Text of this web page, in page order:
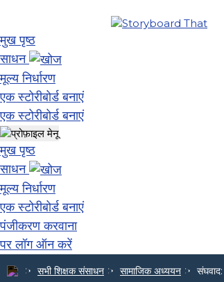
मुख पृष्ठ
साधन
मूल्य निर्धारण
एक स्टोरीबोर्ड बनाएं
एक स्टोरीबोर्ड बनाएं
मुख पृष्ठ
साधन
मूल्य निर्धारण
एक स्टोरीबोर्ड बनाएं
पंजीकरण करवाना
पर लॉग ऑन करें
सभी शिक्षक संसाधन सामाजिक अध्ययन